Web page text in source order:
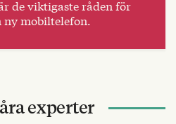
de viktigaste råden för
ny mobiltelefon.
experter